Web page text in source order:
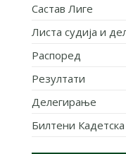
Састав Лиге
Листа судија и
Распоред
Резултати
Делегирање
Билтени Кадетска